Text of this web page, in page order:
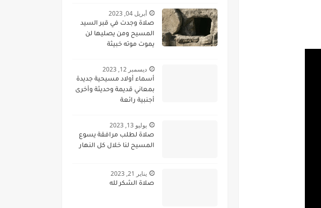
أبريل 04, 2023
صلاة وجدت في قبر السيد
المسيح ومن يصليها لن
يموت موته خبيثة
ديسمبر 12, 2023
أسماء أولاد مسيحية جديدة
بمعاني قديمة وحديثة وأخرى
أجنبية رائعة
يوليو 13, 2023
صلاة لطلب مرافقة يسوع
المسيح لنا خلال كل النهار
يناير 21, 2023
صلاة الشكر لله